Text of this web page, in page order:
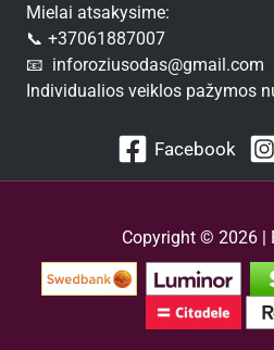
Mielai atsakysime:
📞 +37061887007
📧 inforoziusodas@gmail.com
Individualios veiklos pažymos
Facebook
Copyright © 2026 |